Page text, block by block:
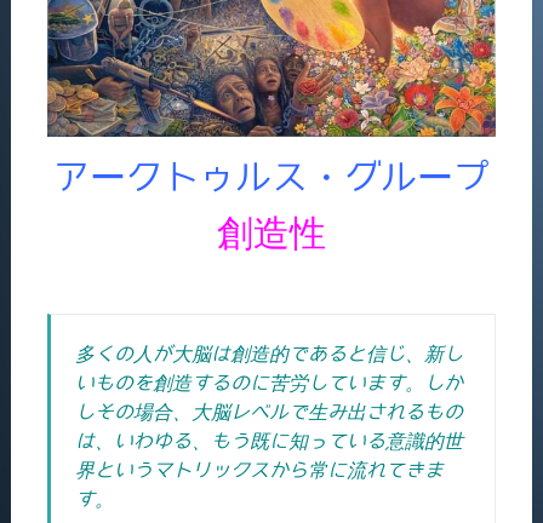
アークトゥルス・グループ
創造性
多くの人が大脳は創造的であると信じ、新し
いものを創造するのに苦労しています。しか
しその場合、大脳レベルで生み出されるもの
は、いわゆる、もう既に知っている意識的世
界というマトリックスから常に流れてきま
す。